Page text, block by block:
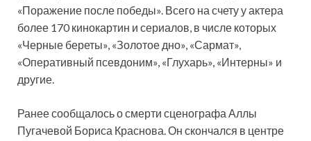
«Поражение после победы». Всего на счету у актера
более 170 кинокартин и сериалов, в числе которых
«Черные береты», «Золотое дно», «Сармат»,
«Оперативный псевдоним», «Глухарь», «Интерны» и
другие.
Ранее сообщалось о смерти сценографа Аллы
Пугачевой Бориса Краснова. Он скончался в центре